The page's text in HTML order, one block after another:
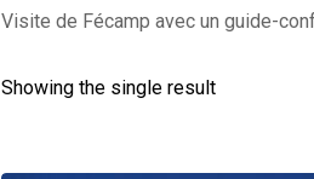
Visite de Fécamp avec un guide-
Showing the single result